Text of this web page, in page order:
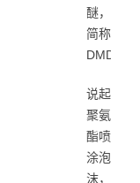
醚，
简称
DMDÉE！
说起
聚氨
酯喷
涂泡
沫，